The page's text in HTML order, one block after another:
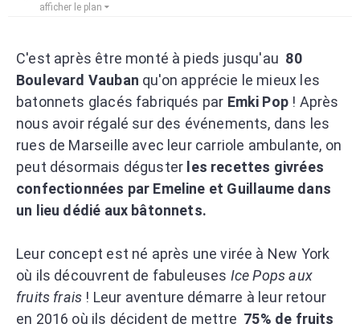
afficher le plan
C'est après être monté à pieds jusqu'au 80
Boulevard Vauban qu'on apprécie le mieux les
batonnets glacés fabriqués par Emki Pop ! Après
nous avoir régalé sur des événements, dans les
rues de Marseille avec leur carriole ambulante, on
peut désormais déguster les recettes givrées
confectionnées par Emeline et Guillaume dans
un lieu dédié aux bâtonnets.
Leur concept est né après une virée à New York
où ils découvrent de fabuleuses Ice Pops aux
fruits frais ! Leur aventure démarre à leur retour
en 2016 où ils décident de mettre 75% de fruits